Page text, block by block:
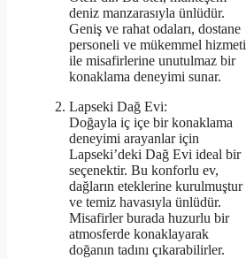
deniz manzarasıyla ünlüdür.
Geniş ve rahat odaları, dostane
personeli ve mükemmel hizmeti
ile misafirlerine unutulmaz bir
konaklama deneyimi sunar.
Lapseki Dağ Evi:
Doğayla iç içe bir konaklama
deneyimi arayanlar için
Lapseki’deki Dağ Evi ideal bir
seçenektir. Bu konforlu ev,
dağların eteklerine kurulmuştur
ve temiz havasıyla ünlüdür.
Misafirler burada huzurlu bir
atmosferde konaklayarak
doğanın tadını çıkarabilirler.